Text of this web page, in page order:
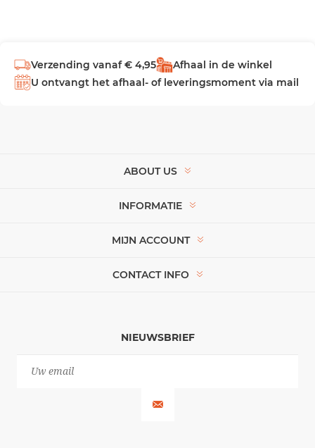
Verzending vanaf € 4,95
Afhaal in de winkel
U ontvangt het afhaal- of leveringsmoment via mail
ABOUT US
INFORMATIE
MIJN ACCOUNT
CONTACT INFO
NIEUWSBRIEF